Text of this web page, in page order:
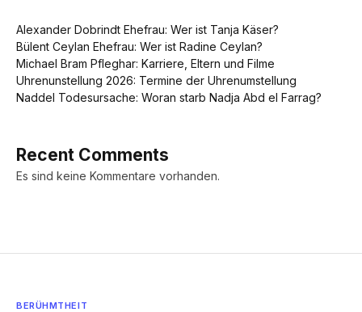
Alexander Dobrindt Ehefrau: Wer ist Tanja Käser?
Bülent Ceylan Ehefrau: Wer ist Radine Ceylan?
Michael Bram Pfleghar: Karriere, Eltern und Filme
Uhrenunstellung 2026: Termine der Uhrenumstellung
Naddel Todesursache: Woran starb Nadja Abd el Farrag?
Recent Comments
Es sind keine Kommentare vorhanden.
BERÜHMTHEIT